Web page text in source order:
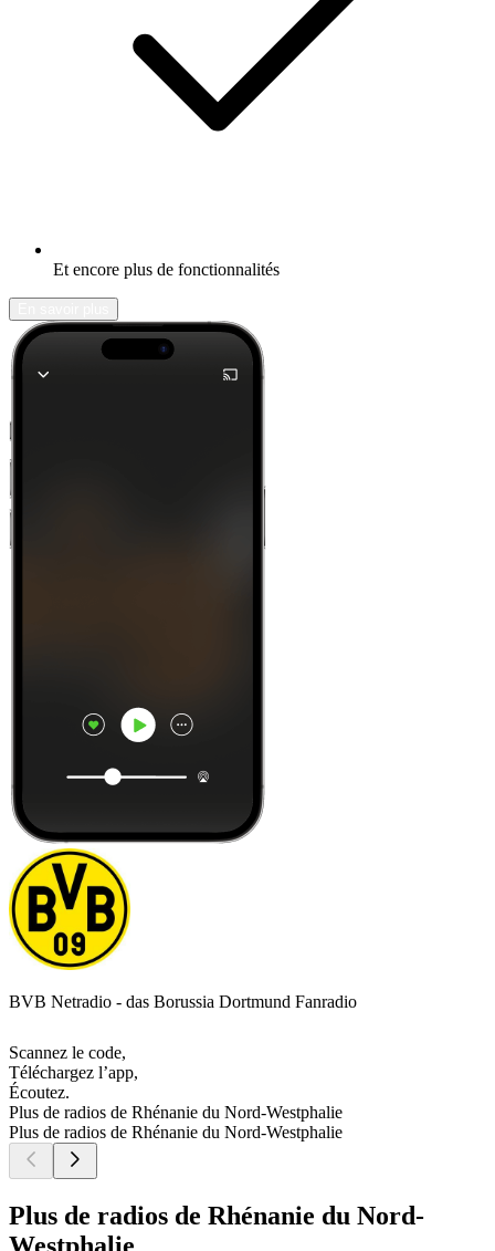
Et encore plus de fonctionnalités
BVB Netradio - das Borussia Dortmund Fanradio
Scannez le code,
Téléchargez l’app,
Écoutez.
Plus de radios de Rhénanie du Nord-Westphalie
Plus de radios de Rhénanie du Nord-Westphalie
Plus de radios de Rhénanie du Nord-